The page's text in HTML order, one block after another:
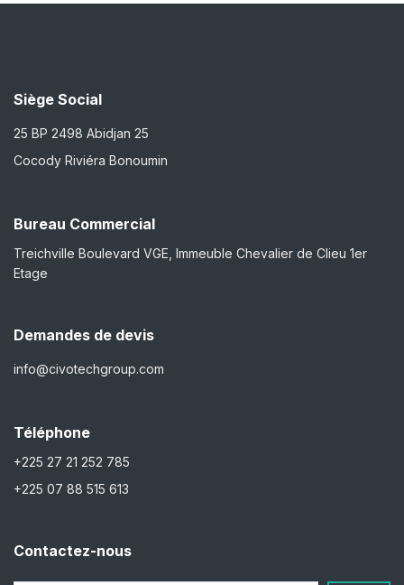
Siège Social
25 BP 2498 Abidjan 25
Cocody Riviéra Bonoumin
Bureau Commercial
Treichville Boulevard VGE, Immeuble Chevalier de Clieu 1er
Etage
Demandes de devis
info@civotechgroup.com
Téléphone
+225 27 21 252 785
+225 07 88 515 613
Contactez-nous